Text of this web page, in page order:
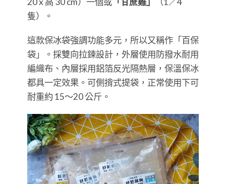
隻）。
這款保冰袋強調功能多元，所以又稱作「百保
袋」。採雙向拉鍊設計，外層使用防撥水耐用
編織布、內層採用鋁箔反光隔熱層，保溫保冰
都具一定效果。可側揹式提袋，正常使用下可
耐重約 15～20 公斤。